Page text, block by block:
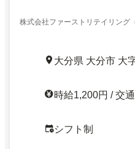
株式会社ファーストリテイリング
大分県 大分市 大
時給1,200円 / 交
シフト制